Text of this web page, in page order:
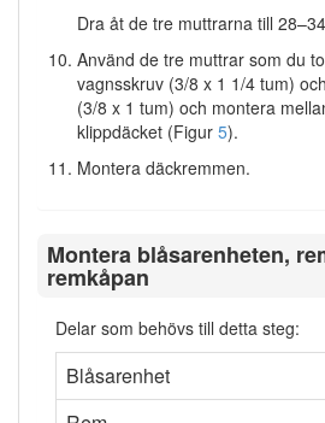
Dra åt de tre muttrarna till
Använd de tre muttrar som du
vagnsskruv (3/8 x 1 1/4 tum)
(3/8 x 1 tum) och montera
klippdäcket (Figur 5).
Montera däckremmen.
Montera blåsarenheten,
remkåpan
Delar som behövs till detta steg:
Blåsarenhet